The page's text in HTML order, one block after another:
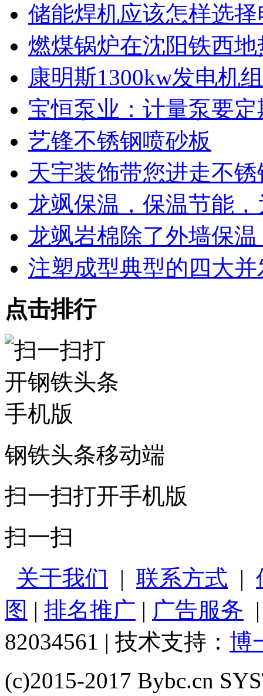
储能焊机应该怎样选
燃煤锅炉在沈阳铁西
康明斯1300kw发电机
宝恒泵业：计量泵要
艺锋不锈钢喷砂板
天宇装饰带您进走不
龙飒保温，保温节能
龙飒岩棉除了外墙保
注塑成型典型的四大并
点击排行
钢铁头条移动端
扫一扫打开手机版
扫一扫
关于我们 | 联系方式 |
图 | 排名推广 | 广告服务
82034561 | 技术支持： 博
(c)2015-2017 Bybc.cn